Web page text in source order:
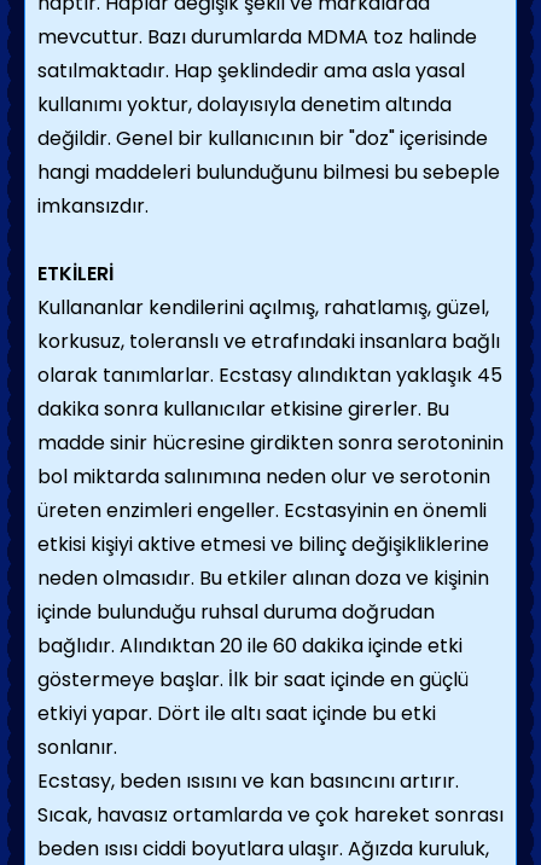
mevcuttur. Bazı durumlarda MDMA toz halinde
satılmaktadır. Hap şeklindedir ama asla yasal
kullanımı yoktur, dolayısıyla denetim altında
değildir. Genel bir kullanıcının bir "doz" içerisinde
hangi maddeleri bulunduğunu bilmesi bu sebeple
imkansızdır.
ETKİLERİ
Kullananlar kendilerini açılmış, rahatlamış, güzel,
korkusuz, toleranslı ve etrafındaki insanlara bağlı
olarak tanımlarlar. Ecstasy alındıktan yaklaşık 45
dakika sonra kullanıcılar etkisine girerler. Bu
madde sinir hücresine girdikten sonra serotoninin
bol miktarda salınımına neden olur ve serotonin
üreten enzimleri engeller. Ecstasyinin en önemli
etkisi kişiyi aktive etmesi ve bilinç değişikliklerine
neden olmasıdır. Bu etkiler alınan doza ve kişinin
içinde bulunduğu ruhsal duruma doğrudan
bağlıdır. Alındıktan 20 ile 60 dakika içinde etki
göstermeye başlar. İlk bir saat içinde en güçlü
etkiyi yapar. Dört ile altı saat içinde bu etki
sonlanır.
Ecstasy, beden ısısını ve kan basıncını artırır.
Sıcak, havasız ortamlarda ve çok hareket sonrası
beden ısısı ciddi boyutlara ulaşır. Ağızda kuruluk,